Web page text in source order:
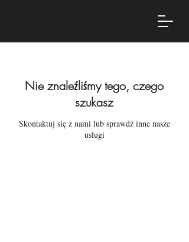
Nie znaleźliśmy tego, czego
szukasz
Skontaktuj się z nami lub sprawdź inne nasze
usługi